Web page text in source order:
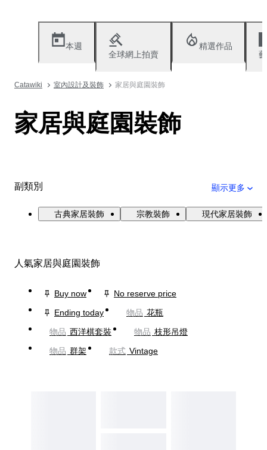
本週
全球網上拍賣
精選作品
Catawiki 室內設計及裝飾 家居與庭園裝飾
家居與庭園裝飾
副類別 顯示更多
古典家居裝飾 宗教裝飾 現代家居裝飾
人氣家居與庭園裝飾
Buy now
No reserve price
Ending today
物品 花瓶
物品 西洋棋套裝 物品 枝形吊燈
物品 群架 款式 Vintage